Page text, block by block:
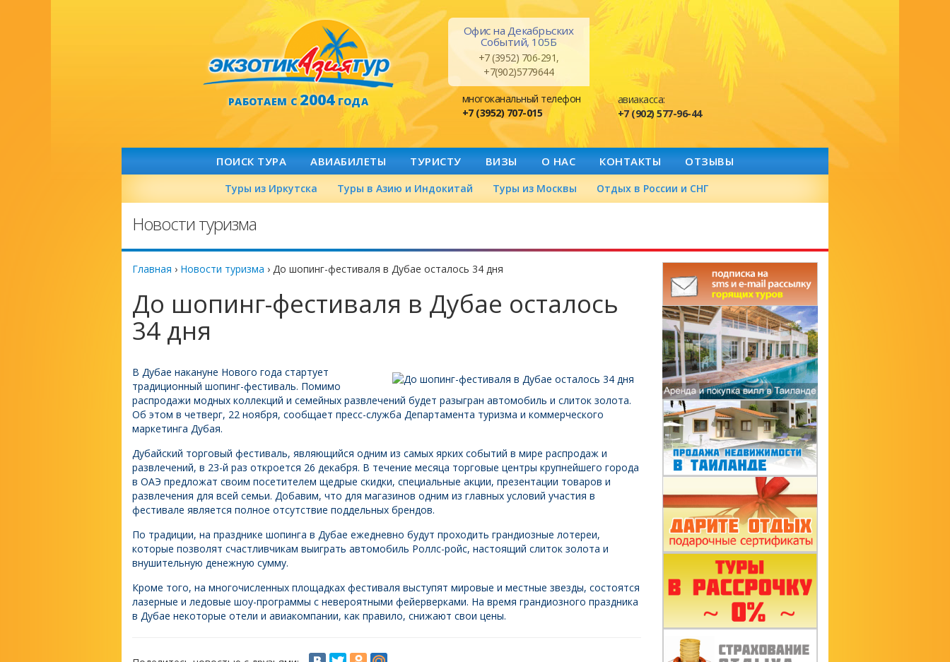
РАБОТАЕМ С2004ГОДА
Офис на Декабрьских
Событий, 105Б
+7 (3952) 706-291,
+7(902)5779644
многоканальный телефон
+7 (3952) 707-015
авиакасса:
+7 (902) 577-96-44
ПОИСК ТУРА АВИАБИЛЕТЫ ТУРИСТУ ВИЗЫ О НАС КОНТАКТЫ ОТЗЫВЫ
Туры из Иркутска Туры в Азию и Индокитай Туры из Москвы Отдых в России и СНГ
Новости туризма
Главная › Новости туризма › До шопинг-фестиваля в Дубае осталось 34 дня
До шопинг-фестиваля в Дубае осталось
34 дня
В Дубае накануне Нового года стартует
традиционный шопинг-фестиваль. Помимо
распродажи модных коллекций и семейных развлечений будет разыгран автомобиль и слиток золота.
Об этом в четверг, 22 ноября, сообщает пресс-служба Департамента туризма и коммерческого
маркетинга Дубая.
Дубайский торговый фестиваль, являющийся одним из самых ярких событий в мире распродаж и
развлечений, в 23-й раз откроется 26 декабря. В течение месяца торговые центры крупнейшего города
в ОАЭ предложат своим посетителем щедрые скидки, специальные акции, презентации товаров и
развлечения для всей семьи. Добавим, что для магазинов одним из главных условий участия в
фестивале является полное отсутствие поддельных брендов.
По традиции, на празднике шопинга в Дубае ежедневно будут проходить грандиозные лотереи,
которые позволят счастливчикам выиграть автомобиль Роллс-ройс, настоящий слиток золота и
внушительную денежную сумму.
Кроме того, на многочисленных площадках фестиваля выступят мировые и местные звезды, состоятся
лазерные и ледовые шоу-программы с невероятными фейерверками. На время грандиозного праздника
в Дубае некоторые отели и авиакомпании, как правило, снижают свои цены.